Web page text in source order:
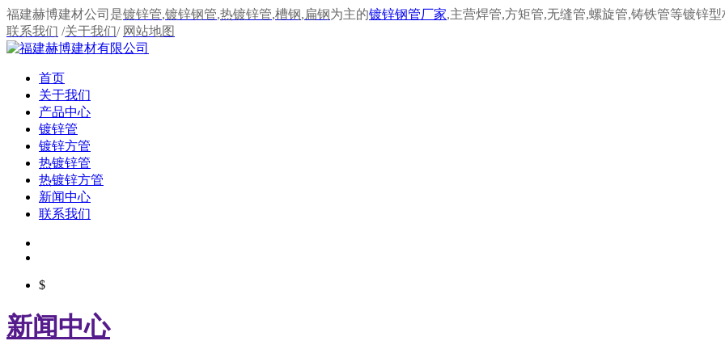
福建赫博建材公司是镀锌管,镀锌钢管,热镀锌管,槽钢,扁钢为主的镀锌钢管厂家,主营焊管,方矩管,无缝管,螺旋管,铸铁管等镀锌型
联系我们 /关于我们/ 网站地图
首页
关于我们
产品中心
镀锌管
镀锌方管
热镀锌管
热镀锌方管
新闻中心
联系我们
$
新闻中心